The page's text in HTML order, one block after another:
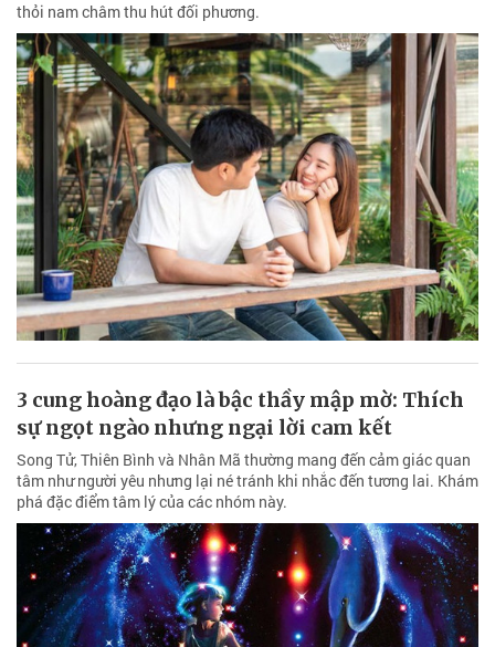
thỏi nam châm thu hút đối phương.
3 cung hoàng đạo là bậc thầy mập mờ: Thích
sự ngọt ngào nhưng ngại lời cam kết
Song Tử, Thiên Bình và Nhân Mã thường mang đến cảm giác quan
tâm như người yêu nhưng lại né tránh khi nhắc đến tương lai. Khám
phá đặc điểm tâm lý của các nhóm này.